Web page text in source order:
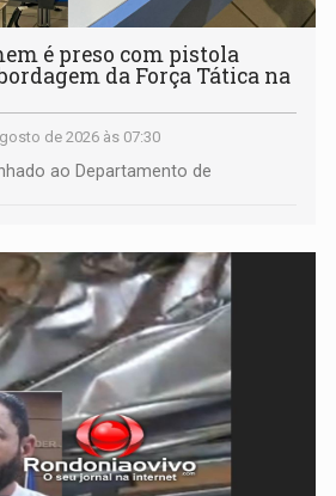
é preso com pistola
da Força Tática na
de 2026 às 07:30
ao Departamento de